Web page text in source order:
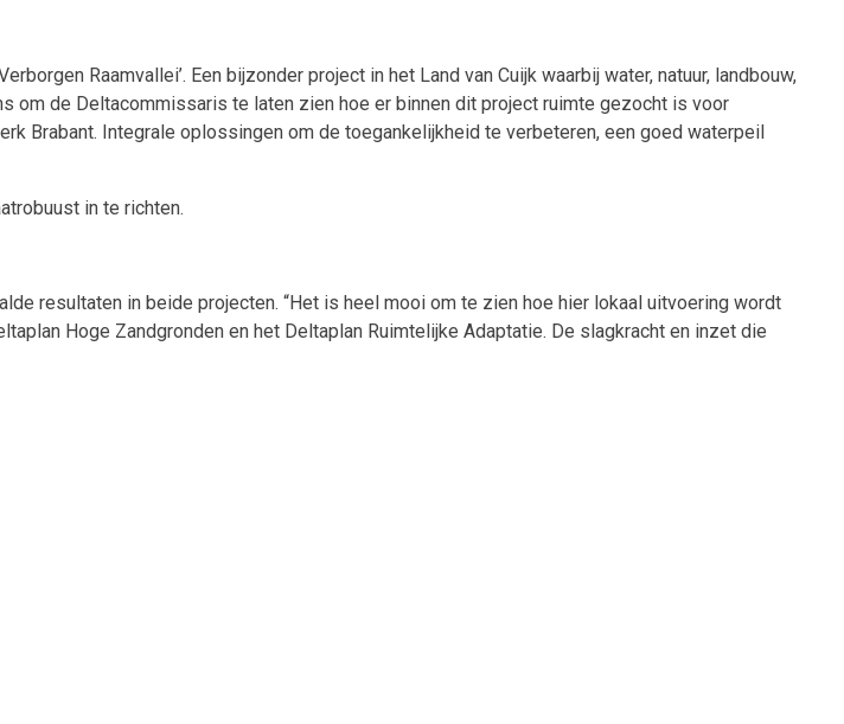
Raamvallei’. Een bijzonder project in het Land van Cuijk waarbij water, natuur, landbouw,
om de Deltacommissaris te laten zien hoe er binnen dit project ruimte gezocht is voor
Brabant. Integrale oplossingen om de toegankelijkheid te verbeteren, een goed waterpeil
in te richten.
resultaten in beide projecten. “Het is heel mooi om te zien hoe hier lokaal uitvoering wordt
Hoge Zandgronden en het Deltaplan Ruimtelijke Adaptatie. De slagkracht en inzet die